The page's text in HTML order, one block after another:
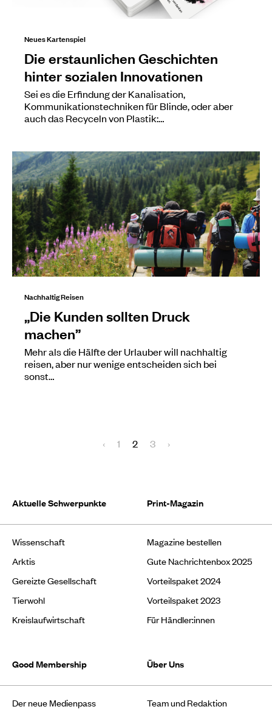
Neues Kartenspiel
Die erstaunlichen Geschichten
hinter sozialen Innovationen
Sei es die Erfindung der Kanalisation,
Kommunikationstechniken für Blinde, oder aber
auch das Recyceln von Plastik:…
Nachhaltig Reisen
„Die Kunden sollten Druck
machen”
Mehr als die Hälfte der Urlauber will nachhaltig
reisen, aber nur wenige entscheiden sich bei
sonst…
‹ 1 2 3 ›
Aktuelle Schwerpunkte
Wissenschaft
Arktis
Gereizte Gesellschaft
Tierwohl
Kreislaufwirtschaft
Print-Magazin
Magazine bestellen
Gute Nachrichtenbox 2025
Vorteilspaket 2024
Vorteilspaket 2023
Für Händler:innen
Good Membership
Der neue Medienpass
Über Uns
Team und Redaktion